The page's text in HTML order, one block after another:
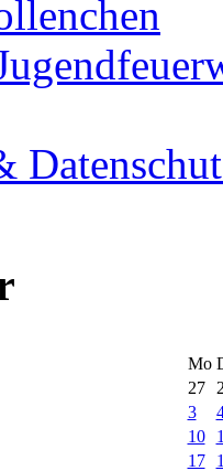
Mo
27
3
10
17